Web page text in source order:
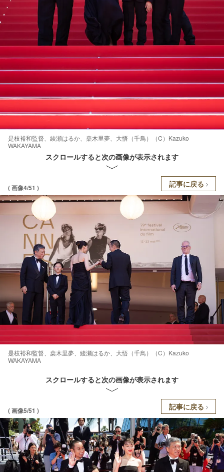
是枝裕和監督、綾瀬はるか、桒木里夢、大悟（千鳥）（C）Kazuko
WAKAYAMA
スクロールすると次の画像が表示されます
( 画像4/51 ) 記事に戻る
是枝裕和監督、桒木里夢、綾瀬はるか、大悟（千鳥）（C）Kazuko
WAKAYAMA
スクロールすると次の画像が表示されます
( 画像5/51 ) 記事に戻る